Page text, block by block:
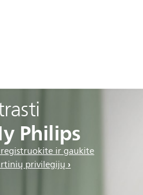
Philips
ir gaukite
privilegijų